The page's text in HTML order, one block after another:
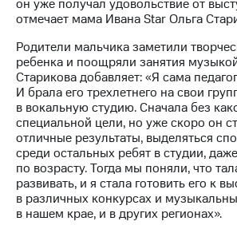
информации
акционерам
Документы
ПАО
"МТС"
Собрания
акционеров
Личный
кабинет
акционера
Акционерный
капитал
Контроль
он уже получал удовольствие от
отмечает мама Ивана Star Ольга
Родители мальчика заметили
ребенка и поощряли занятия
Старикова добавляет: «Я сама
И брала его трехлетнего на свои
в вокальную студию. Сначала без
специальной цели, но уже скоро он
отличные результаты, выделяться
среди остальных ребят в студии,
по возрасту. Тогда мы поняли, что
развивать, и я стала готовить его к
в различных конкурсах и
в нашем крае, и в других регионах».